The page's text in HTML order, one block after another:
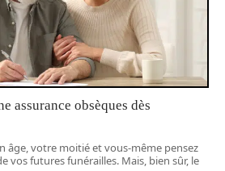
assurance obsèques dès
âge, votre moitié et vous-même pensez
vos futures funérailles. Mais, bien sûr, le